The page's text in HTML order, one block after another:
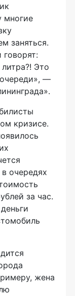
многие
заняться.
говорят:
Это
—
кризисе.
очередях
за час.
жена